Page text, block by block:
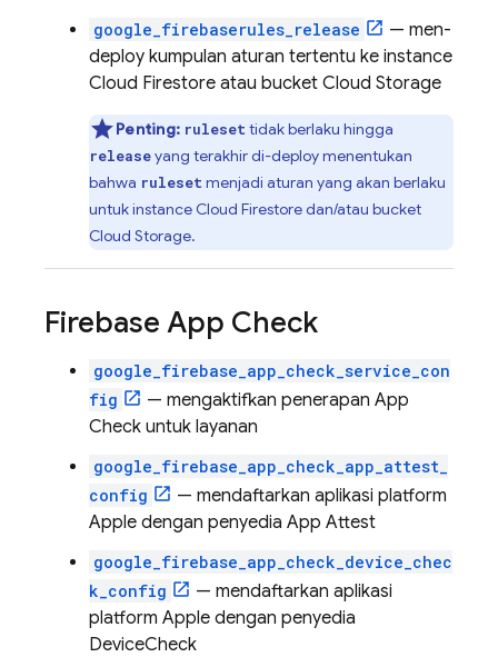
google_firebaserules_release
— men-
deploy kumpulan aturan tertentu ke instance
Cloud Firestore atau bucket Cloud Storage
Penting: ruleset tidak berlaku hingga
releaseyang terakhir di-deploy menentukan
bahwa ruleset menjadi aturan yang akan berlaku
untuk instance Cloud Firestoredan/atau bucket
Cloud Storage.
Firebase App Check
google_firebase_app_check_service_con
fig
— mengaktifkan penerapan App
Check untuk layanan
google_firebase_app_check_app_attest_
config
— mendaftarkan aplikasi platform
Apple dengan penyedia App Attest
google_firebase_app_check_device_chec
k_config
— mendaftarkan aplikasi
platform Apple dengan penyedia
DeviceCheck